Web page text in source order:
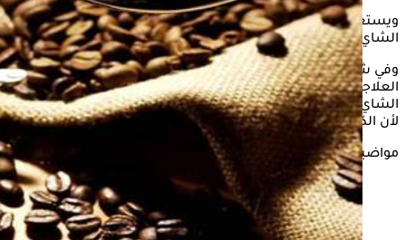
ويستعرض "الكونسلتو" في السطور التالية، أضرار الإفرط في تناول
الشاي والقهوة خلال شهر رمضان.
وفي شأن هذا الصدد، قال الدكتور كريم جمال، أخصائي التغذية
العلاجية، إن تناول المشروبات التي تحتوي على الكافيين مثل
الشاي والقهوة، وكذلك المشروبات الغازية، تؤدي إلى كثرة التبول،
لأن الكافيين مدر للبول.
مواضيع ذات صلة